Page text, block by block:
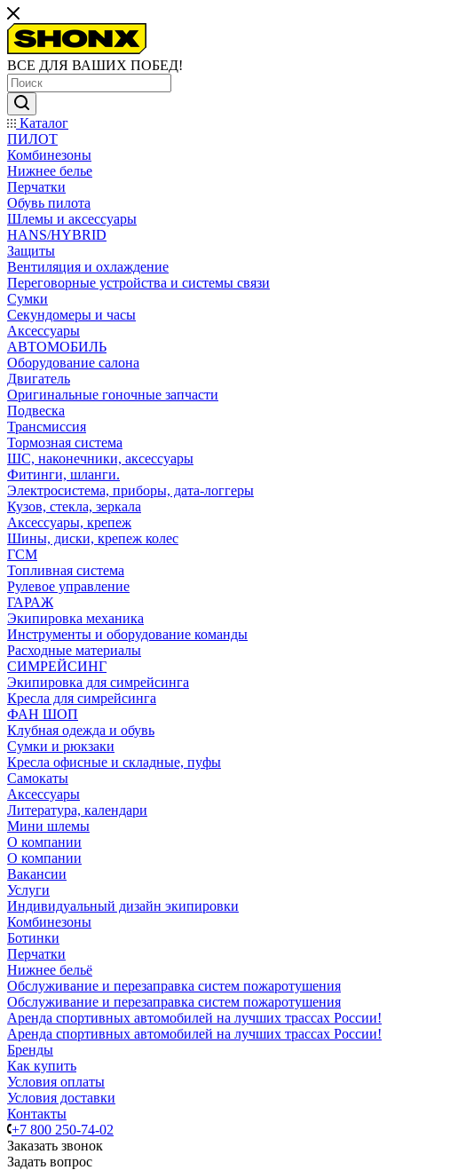
ВСЕ ДЛЯ ВАШИХ ПОБЕД!
Каталог
ПИЛОТ
Комбинезоны
Нижнее белье
Перчатки
Обувь пилота
Шлемы и аксессуары
HANS/HYBRID
Защиты
Вентиляция и охлаждение
Переговорные устройства и системы связи
Сумки
Секундомеры и часы
Аксессуары
АВТОМОБИЛЬ
Оборудование салона
Двигатель
Оригинальные гоночные запчасти
Подвеска
Трансмиссия
Тормозная система
ШС, наконечники, аксессуары
Фитинги, шланги.
Электросистема, приборы, дата-логгеры
Кузов, стекла, зеркала
Аксессуары, крепеж
Шины, диски, крепеж колес
ГСМ
Топливная система
Рулевое управление
ГАРАЖ
Экипировка механика
Инструменты и оборудование команды
Расходные материалы
СИМРЕЙСИНГ
Экипировка для симрейсинга
Кресла для симрейсинга
ФАН ШОП
Клубная одежда и обувь
Сумки и рюкзаки
Кресла офисные и складные, пуфы
Самокаты
Аксессуары
Литература, календари
Мини шлемы
О компании
О компании
Вакансии
Услуги
Индивидуальный дизайн экипировки
Комбинезоны
Ботинки
Перчатки
Нижнее бельё
Обслуживание и перезаправка систем пожаротушения
Обслуживание и перезаправка систем пожаротушения
Аренда спортивных автомобилей на лучших трассах России!
Аренда спортивных автомобилей на лучших трассах России!
Бренды
Как купить
Условия оплаты
Условия доставки
Контакты
+7 800 250-74-02
Заказать звонок
Задать вопрос